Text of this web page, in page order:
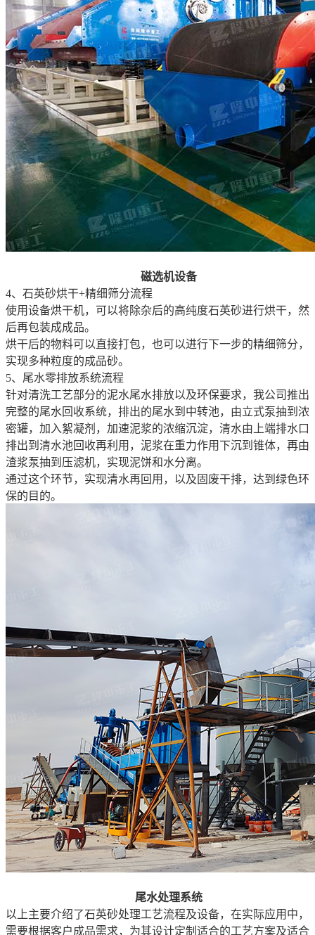
磁选机设备
4、石英砂烘干+精细筛分流程
使用设备烘干机，可以将除杂后的高纯度石英砂进行烘干，然
后再包装成成品。
烘干后的物料可以直接打包，也可以进行下一步的精细筛分，
实现多种粒度的成品砂。
5、尾水零排放系统流程
针对清洗工艺部分的泥水尾水排放以及环保要求，我公司推出
完整的尾水回收系统，排出的尾水到中转池，由立式泵抽到浓
密罐，加入絮凝剂，加速泥浆的浓缩沉淀，清水由上端排水口
排出到清水池回收再利用，泥浆在重力作用下沉到锥体，再由
渣浆泵抽到压滤机，实现泥饼和水分离。
通过这个环节，实现清水再回用，以及固废干排，达到绿色环
保的目的。
尾水处理系统
以上主要介绍了石英砂处理工艺流程及设备，在实际应用中，
需要根据客户成品需求，为其设计定制适合的工艺方案及适合